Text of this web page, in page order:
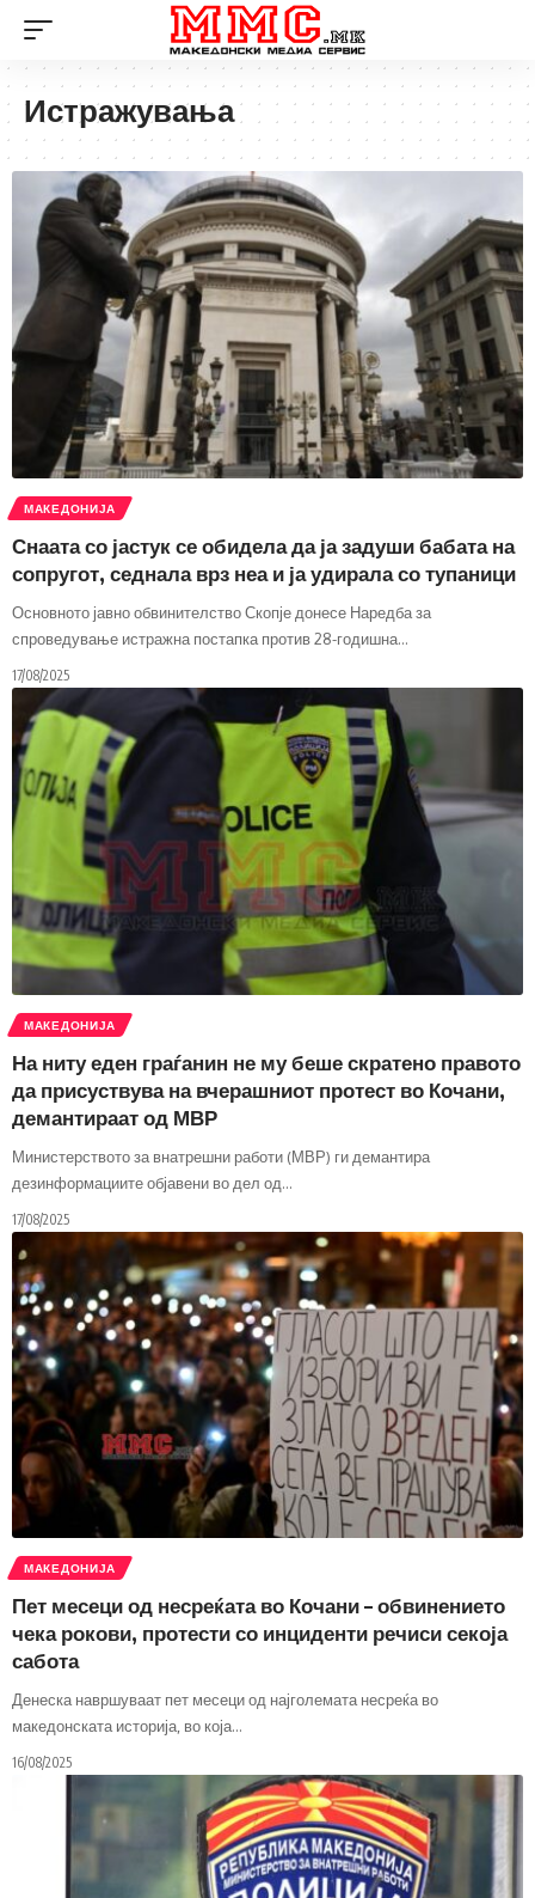
Истражувања
МАКЕДОНИЈА
Снаата со јастук се обидела да ја задуши бабата на
сопругот, седнала врз неа и ја удирала со тупаници
Основното јавно обвинителство Скопје донесе Наредба за
спроведување истражна постапка против 28-годишна…
17/08/2025
МАКЕДОНИЈА
На ниту еден граѓанин не му беше скратено правото
да присуствува на вчерашниот протест во Кочани,
демантираат од МВР
Министерството за внатрешни работи (МВР) ги демантира
дезинформациите објавени во дел од…
17/08/2025
МАКЕДОНИЈА
Пет месеци од несреќата во Кочани – обвинението
чека рокови, протести со инциденти речиси секоја
сабота
Денеска навршуваат пет месеци од најголемата несреќа во
македонската историја, во која…
16/08/2025